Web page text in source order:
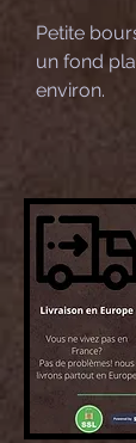
Petite
un fond
environ.